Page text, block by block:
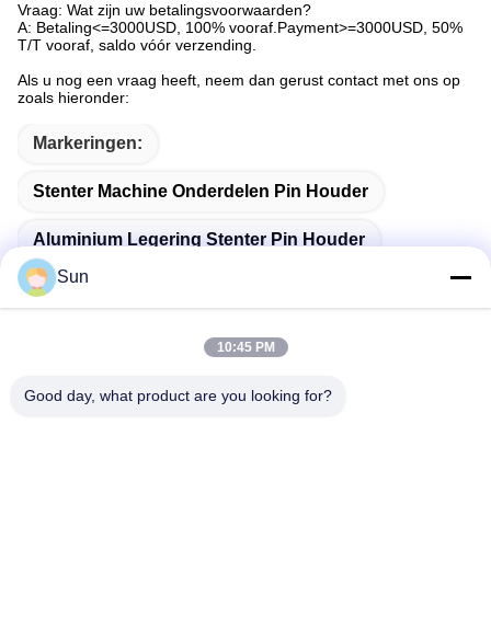
Vraag: Wat zijn uw betalingsvoorwaarden?
A: Betaling<=3000USD, 100% vooraf.Payment>=3000USD, 50%
T/T vooraf, saldo vóór verzending.
Als u nog een vraag heeft, neem dan gerust contact met ons op
zoals hieronder:
Markeringen:
Stenter Machine Onderdelen Pin Houder
Aluminium Legering Stenter Pin Houder
Ehwha Stenter Machine Onderdelen
Sun
10:45 PM
Good day, what product are you looking for?